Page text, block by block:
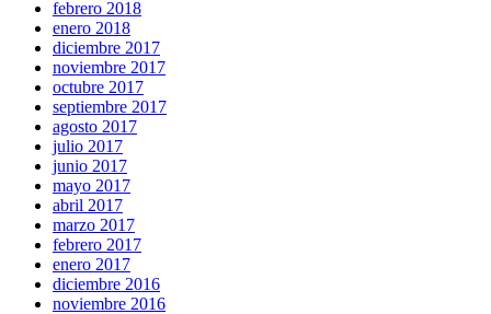
febrero 2018
enero 2018
diciembre 2017
noviembre 2017
octubre 2017
septiembre 2017
agosto 2017
julio 2017
junio 2017
mayo 2017
abril 2017
marzo 2017
febrero 2017
enero 2017
diciembre 2016
noviembre 2016